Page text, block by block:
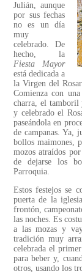
Julián, aunque
por sus fechas
no es un día
muy
celebrado. De
hecho, la
Fiesta Mayor
está dedicada a
la Virgen del
Comienza con
charra, el tamboril
y celebrado el
paseándola en
de campanas. Ya,
bollos maimones,
mozos atraídos
de dejarse los
Parroquia.
Estos festejos se
puerta de la
frontón,
las noches. Es
a las mozas y
tradición muy
celebrada el
para beber y,
otros, usando los